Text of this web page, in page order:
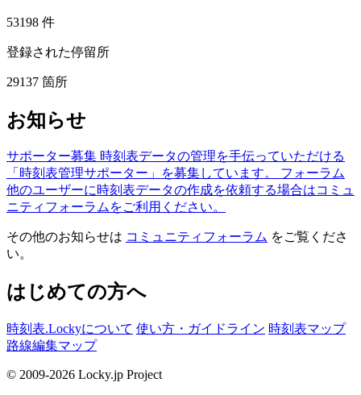
53198 件
登録された停留所
29137 箇所
お知らせ
サポーター募集 時刻表データの管理を手伝っていただける
「時刻表管理サポーター」を募集しています。
フォーラム
他のユーザーに時刻表データの作成を依頼する場合はコミュ
ニティフォーラムをご利用ください。
その他のお知らせは コミュニティフォーラム をご覧くださ
い。
はじめての方へ
時刻表.Lockyについて 使い方・ガイドライン 時刻表マップ
路線編集マップ
© 2009-2026 Locky.jp Project